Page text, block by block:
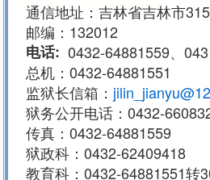
通信地址：吉林省吉林市
邮编：132012
电话
0432-64881559、
总机：0432-64881551
监狱长信箱：
狱务公开电话：0432-
传真：0432-64881559
狱政科：0432-62409418
教育科：0432-64881551转